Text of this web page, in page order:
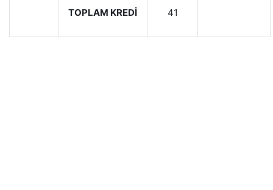
TOPLAM KREDİ 41